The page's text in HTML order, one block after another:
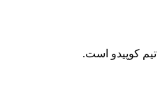
کوپیدو است.